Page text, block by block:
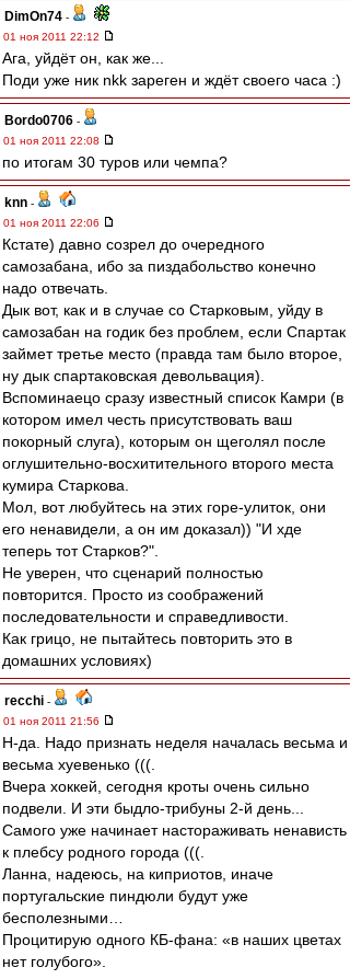
DimOn74 -
01 ноя 2011 22:12
Ага, уйдёт он, как же...
Поди уже ник nkk зареген и ждёт своего часа :)
Bordo0706 -
01 ноя 2011 22:08
по итогам 30 туров или чемпа?
knn -
01 ноя 2011 22:06
Кстате) давно созрел до очередного
самозабана, ибо за пиздабольство конечно
надо отвечать.
Дык вот, как и в случае со Старковым, уйду в
самозабан на годик без проблем, если Спартак
займет третье место (правда там было второе,
ну дык спартаковская девольвация).
Вспоминаецо сразу известный список Камри (в
котором имел честь присутствовать ваш
покорный слуга), которым он щеголял после
оглушительно-восхитительного второго места
кумира Старкова.
Мол, вот любуйтесь на этих горе-улиток, они
его ненавидели, а он им доказал)) "И хде
теперь тот Старков?".
Не уверен, что сценарий полностью
повторится. Просто из соображений
последовательности и справедливости.
Как грицо, не пытайтесь повторить это в
домашних условиях)
recchi -
01 ноя 2011 21:56
Н-да. Надо признать неделя началась весьма и
весьма хуевенько (((.
Вчера хоккей, сегодня кроты очень сильно
подвели. И эти быдло-трибуны 2-й день...
Самого уже начинает настораживать ненависть
к плебсу родного города (((.
Ланна, надеюсь, на киприотов, иначе
португальские пиндюли будут уже
бесполезными…
Процитирую одного КБ-фана: «в наших цветах
нет голубого».